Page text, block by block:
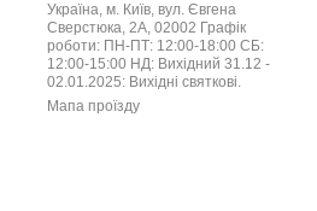
Україна, м. Київ, вул. Євгена
Сверстюка, 2А, 02002 Графік
роботи: ПН-ПТ: 12:00-18:00 СБ:
12:00-15:00 НД: Вихідний 31.12 -
02.01.2025: Вихідні святкові.
Мапа проїзду